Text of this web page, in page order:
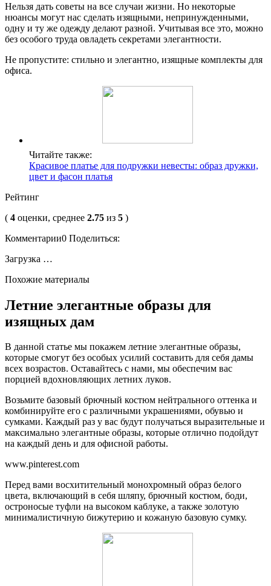
Нельзя дать советы на все случаи жизни. Но некоторые
нюансы могут нас сделать изящными, непринужденными,
одну и ту же одежду делают разной. Учитывая все это, можно
без особого труда овладеть секретами элегантности.
Не пропустите: стильно и элегантно, изящные комплекты для
офиса.
Читайте также:
Красивое платье для подружки невесты: образ дружки,
цвет и фасон платья
Рейтинг
( 4 оценки, среднее 2.75 из 5 )
Комментарии0 Поделиться:
Загрузка …
Похожие материалы
Летние элегантные образы для
изящных дам
В данной статье мы покажем летние элегантные образы,
которые смогут без особых усилий составить для себя дамы
всех возрастов. Оставайтесь с нами, мы обеспечим вас
порцией вдохновляющих летних луков.
Возьмите базовый брючный костюм нейтрального оттенка и
комбинируйте его с различными украшениями, обувью и
сумками. Каждый раз у вас будут получаться выразительные и
максимально элегантные образы, которые отлично подойдут
на каждый день и для офисной работы.
www.pinterest.com
Перед вами восхитительный монохромный образ белого
цвета, включающий в себя шляпу, брючный костюм, боди,
остроносые туфли на высоком каблуке, а также золотую
минималистичную бижутерию и кожаную базовую сумку.